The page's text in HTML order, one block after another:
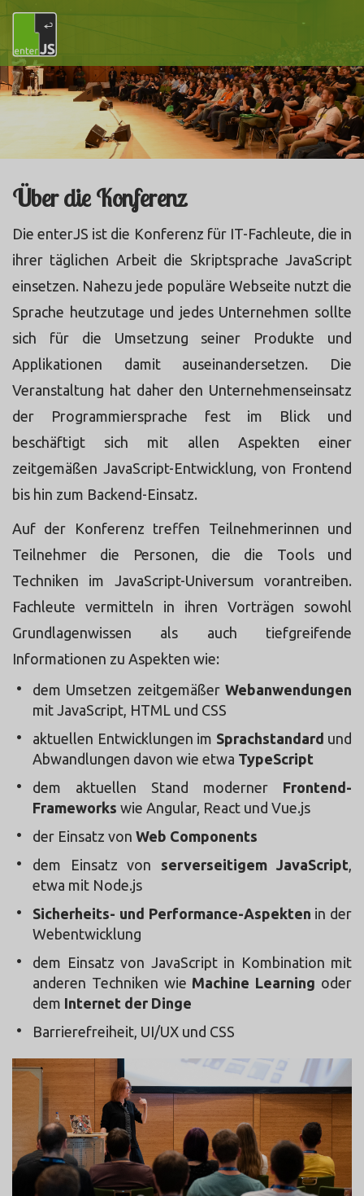
Über die Konferenz
Die enterJS ist die Konferenz für IT-Fachleute, die in
ihrer täglichen Arbeit die Skriptsprache JavaScript
einsetzen. Nahezu jede populäre Webseite nutzt die
Sprache heutzutage und jedes Unternehmen sollte
sich für die Umsetzung seiner Produkte und
Applikationen damit auseinandersetzen. Die
Veranstaltung hat daher den Unternehmenseinsatz
der Programmiersprache fest im Blick und
beschäftigt sich mit allen Aspekten einer
zeitgemäßen JavaScript-Entwicklung, von Frontend
bis hin zum Backend-Einsatz.
Auf der Konferenz treffen Teilnehmerinnen und
Teilnehmer die Personen, die die Tools und
Techniken im JavaScript-Universum vorantreiben.
Fachleute vermitteln in ihren Vorträgen sowohl
Grundlagenwissen als auch tiefgreifende
Informationen zu Aspekten wie:
dem Umsetzen zeitgemäßer Webanwendungen
mit JavaScript, HTML und CSS
aktuellen Entwicklungen im Sprachstandard und
Abwandlungen davon wie etwa TypeScript
dem aktuellen Stand moderner Frontend-
Frameworks wie Angular, React und Vue.js
der Einsatz von Web Components
dem Einsatz von serverseitigem JavaScript,
etwa mit Node.js
Sicherheits- und Performance-Aspekten in der
Webentwicklung
dem Einsatz von JavaScript in Kombination mit
anderen Techniken wie Machine Learning oder
dem Internet der Dinge
Barrierefreiheit, UI/UX und CSS